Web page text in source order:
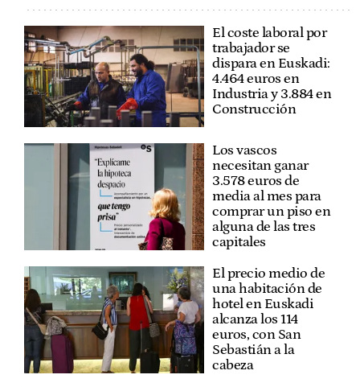
El coste laboral por
trabajador se
dispara en Euskadi:
4.464 euros en
Industria y 3.884 en
Construcción
Los vascos
necesitan ganar
3.578 euros de
media al mes para
comprar un piso en
alguna de las tres
capitales
El precio medio de
una habitación de
hotel en Euskadi
alcanza los 114
euros, con San
Sebastián a la
cabeza